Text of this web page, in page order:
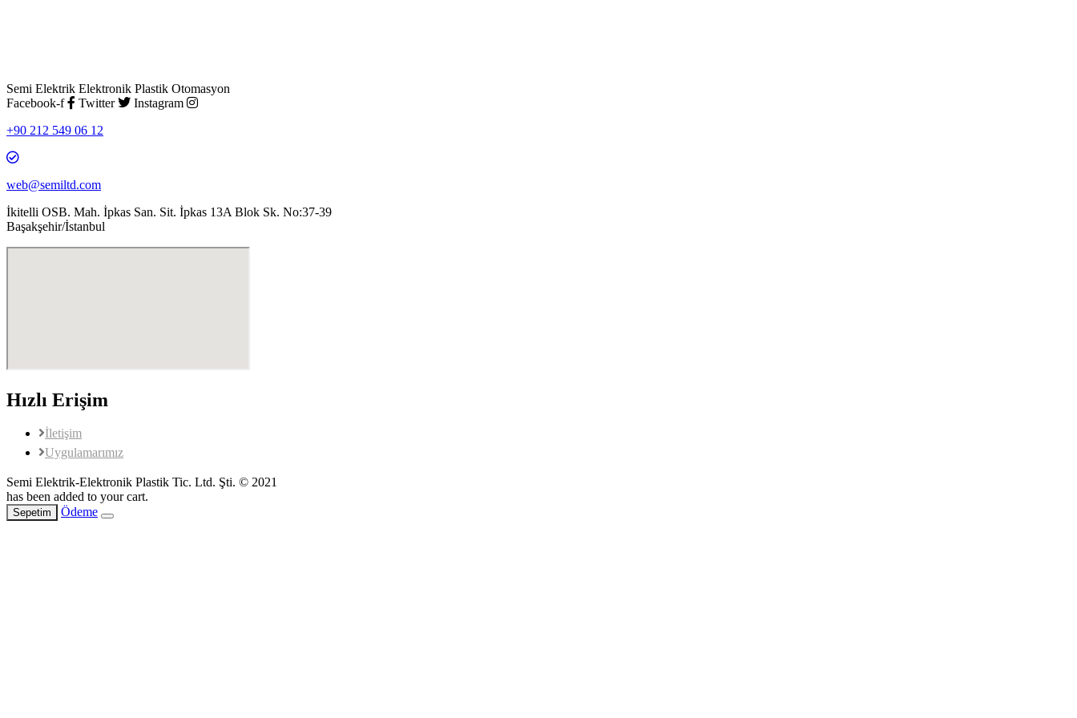
Semi Elektrik Elektronik Plastik Otomasyon
Facebook-f
Twitter
Instagram
+90 212 549 06 12
web@semiltd.com
İkitelli OSB. Mah. İpkas San. Sit. İpkas 13A Blok Sk. No:37-39
Başakşehir/İstanbul
Hızlı Erişim
İletişim
Uygulamarımız
Semi Elektrik-Elektronik Plastik Tic. Ltd. Şti. © 2021
has been added to your cart.
Sepetim Ödeme